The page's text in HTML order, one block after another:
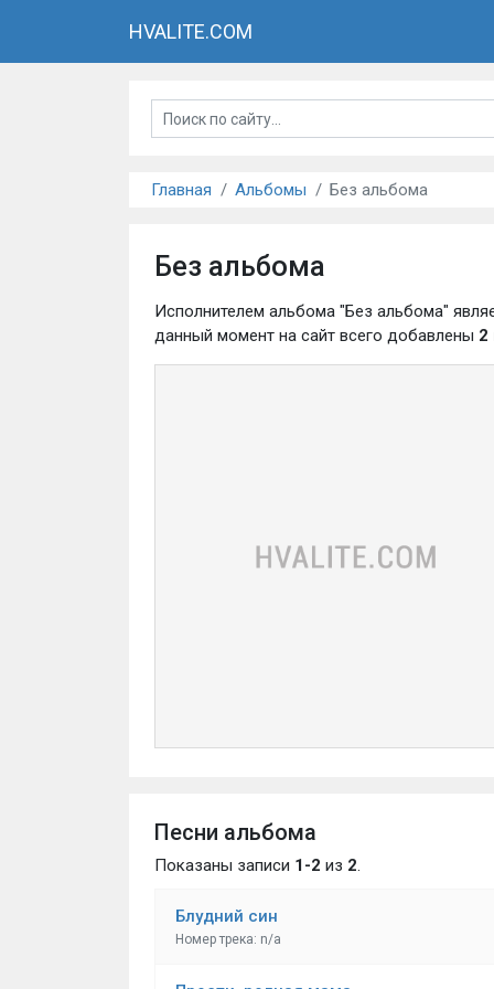
HVALITE.COM
Главная Альбомы Без альбома
Без альбома
Исполнителем альбома "Без альбома"
данный момент на сайт всего добавлены 2
Песни альбома
Показаны записи 1-2 из 2.
Блудний син
Номер трека: n/a